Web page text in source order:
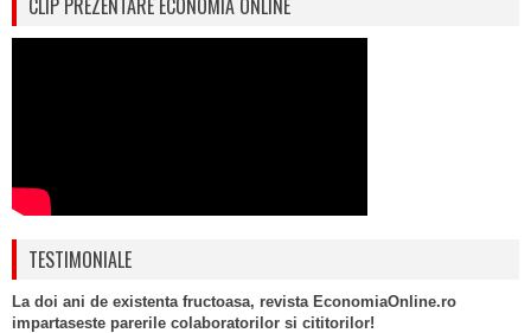
CLIP PREZENTARE ECONOMIA ONLINE
TESTIMONIALE
La doi ani de existenta fructoasa, revista EconomiaOnline.ro
impartaseste parerile colaboratorilor si cititorilor!